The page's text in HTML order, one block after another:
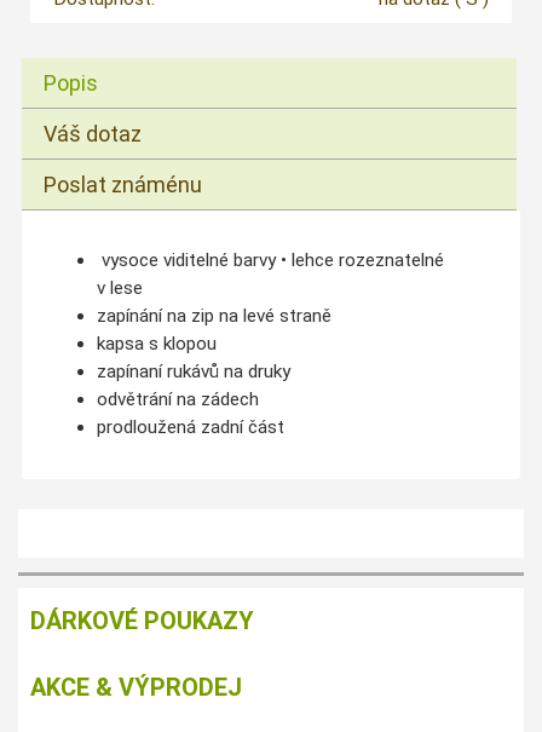
Popis
Váš dotaz
Poslat známénu
vysoce viditelné barvy • lehce rozeznatelné
v lese
zapínání na zip na levé straně
kapsa s klopou
zapínaní rukávů na druky
odvětrání na zádech
prodloužená zadní část
DÁRKOVÉ POUKAZY
AKCE & VÝPRODEJ